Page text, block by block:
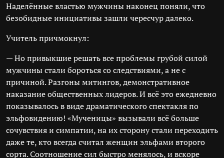
Наделённые властью мужчины наконец поняли, что
безобидные инициативы зашли чересчур далеко.
Учитель причмокнул:
— Но привыкшие решать все проблемы грубой силой
мужчины стали бороться со следствиями, а не с
причиной. Разгоны митингов, демонстративное
наказание общественных лидеров. И всё это ежедневно
показывалось в виде драматического спектакля по
эльфовидению! «Мученицы» вызывали всё больше
сочувствия и симпатии, на их сторону стали переходить
даже те, кто всегда считал женщин эльфами второго
сорта. Соотношение сил быстро менялось, и вскоре